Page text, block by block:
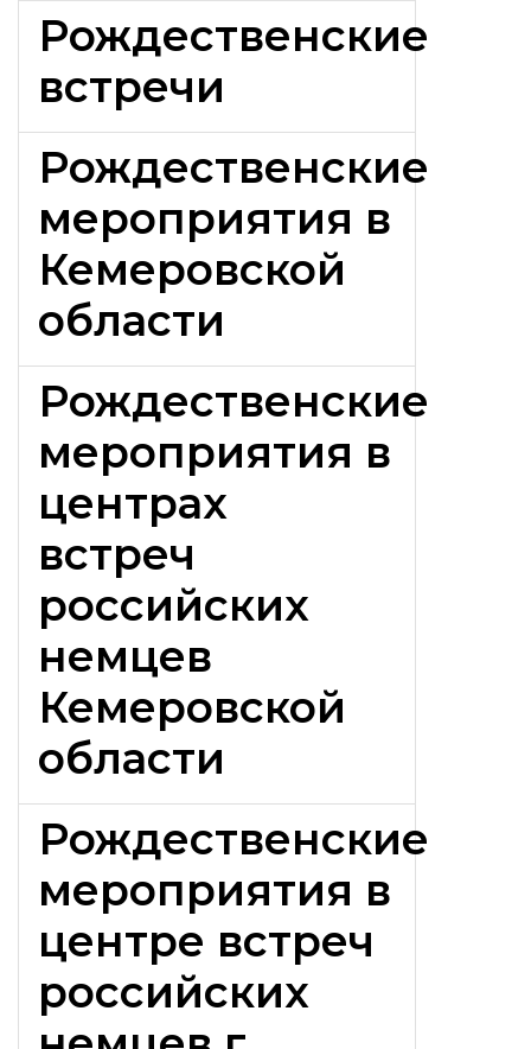
Рождественские
встречи
Рождественские
мероприятия в
Кемеровской
области
Рождественские
мероприятия в
центрах
встреч
российских
немцев
Кемеровской
области
Рождественские
мероприятия в
центре встреч
российских